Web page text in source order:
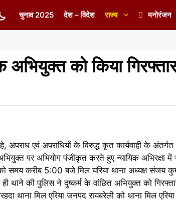
चुनाव 2025 देश – विदेश राज्य मनोरंजन
को किया
अपराध एवं अपराधियों के विरुद्ध कृत कार्यवाही के
पर अभियोग पंजीकृत करते हुए न्यायिक अभिरक्षा
करीब 5:00 बजे मिल यरिया थाना अध्यक्ष संजय
थाने की पुलिस ने दुष्कर्म के वांछित अभियुक्त को
थाना मिल एरिया जनपद रायबरेली को थाना मिल